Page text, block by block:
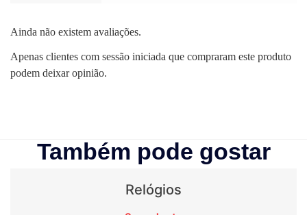
Ainda não existem avaliações.
Apenas clientes com sessão iniciada que compraram este produto
podem deixar opinião.
Também pode gostar
Relógios